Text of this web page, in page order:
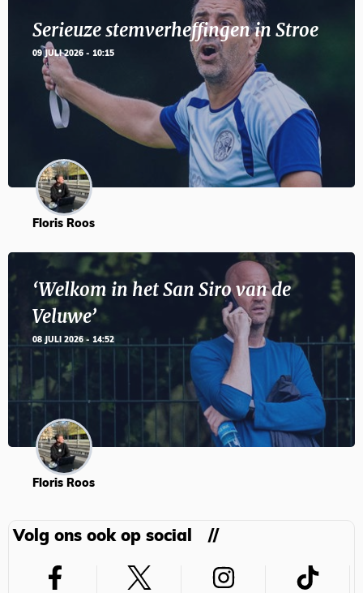
Serieuze stemverheffingen in Stroe
09 JULI 2026 - 10:15
Floris Roos
‘Welkom in het San Siro van de
Veluwe’
08 JULI 2026 - 14:52
Floris Roos
Volg ons ook op social